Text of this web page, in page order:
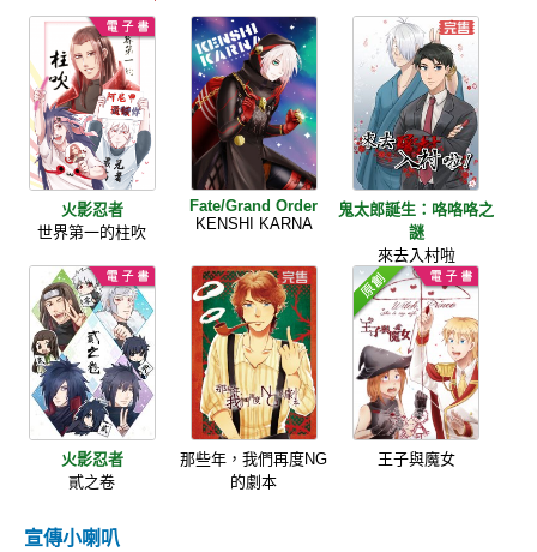
火影忍者
世界第一的柱吹
Fate/Grand Order
KENSHI KARNA
鬼太郎誕生：咯咯咯之
謎
來去入村啦
火影忍者
貳之卷
那些年，我們再度NG
的劇本
王子與魔女
宣傳小喇叭